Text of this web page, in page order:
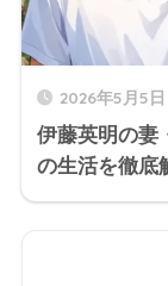
2026年5月5日
伊藤英明の妻
の生活を徹底